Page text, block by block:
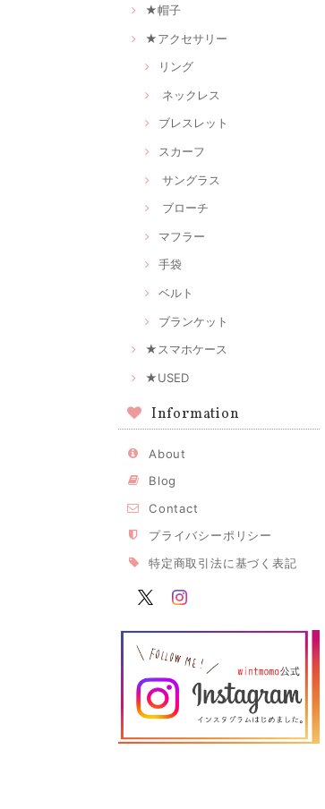
★帽子
★アクセサリー
リング
ネックレス
ブレスレット
スカーフ
サングラス
ブローチ
マフラー
手袋
ベルト
ブランケット
★スマホケース
★USED
Information
About
Blog
Contact
プライバシーポリシー
特定商取引法に基づく表記